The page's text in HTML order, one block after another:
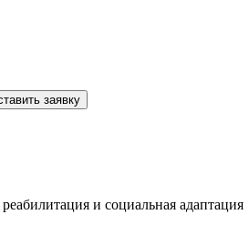
заявку
и социальная адаптация